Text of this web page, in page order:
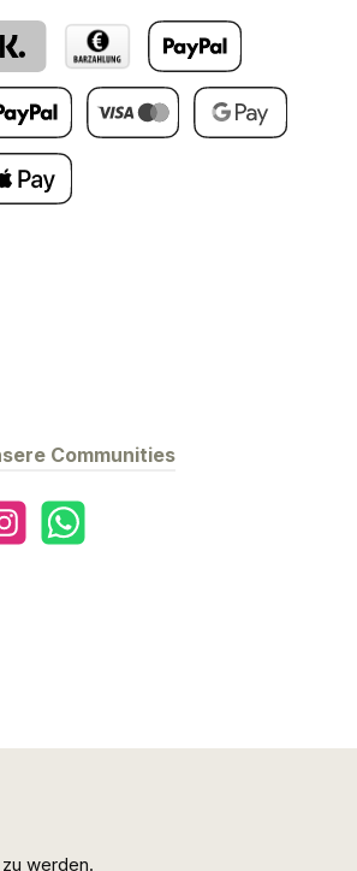
Communities
WhatsApp
PayPal
Bezahlen
Barzahlung bei Abholung
werden.